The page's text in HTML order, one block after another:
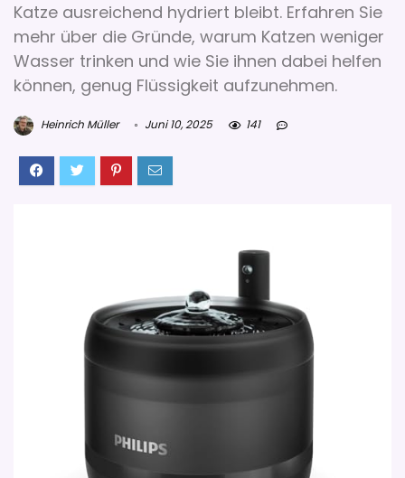
Katze ausreichend hydriert bleibt. Erfahren Sie
mehr über die Gründe, warum Katzen weniger
Wasser trinken und wie Sie ihnen dabei helfen
können, genug Flüssigkeit aufzunehmen.
Heinrich Müller Juni 10, 2025 141